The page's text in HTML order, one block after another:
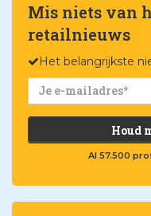
Mis niets van
retailnieuws
Het belangrijkste
Houd
Al 57.500